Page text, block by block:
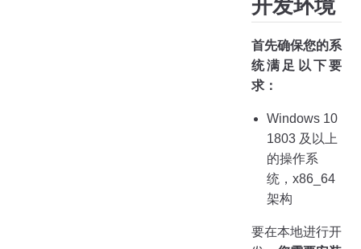
首先确保您的系
统满足以下要
求：
Windows 10
1803 及以上
的操作系
统，x86_64
架构
要在本地进行开